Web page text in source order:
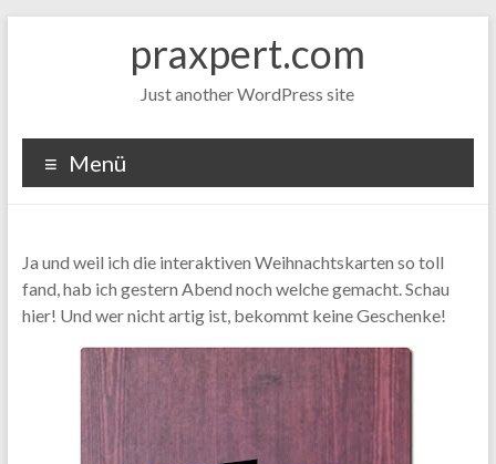
praxpert.com
Just another WordPress site
Menü
Ja und weil ich die interaktiven Weihnachtskarten so toll
fand, hab ich gestern Abend noch welche gemacht. Schau
hier! Und wer nicht artig ist, bekommt keine Geschenke!